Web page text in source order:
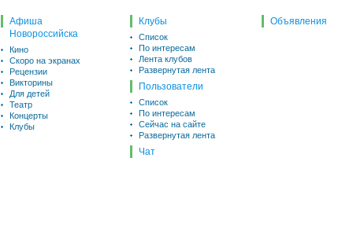
Афиша
Новороссийска
Кино
Скоро на экранах
Рецензии
Викторины
Для детей
Театр
Концерты
Клубы
Клубы
Список
По интересам
Лента клубов
Развернутая лента
Пользователи
Список
По интересам
Сейчас на сайте
Развернутая лента
Чат
Объявления